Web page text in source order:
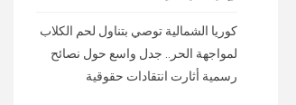
كوريا الشمالية توصي بتناول لحم الكلاب
لمواجهة الحر.. جدل واسع حول نصائح
رسمية أثارت انتقادات حقوقية